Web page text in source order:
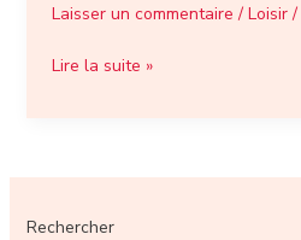
Laisser un commentaire / Loisir/
Lire la suite »
Rechercher